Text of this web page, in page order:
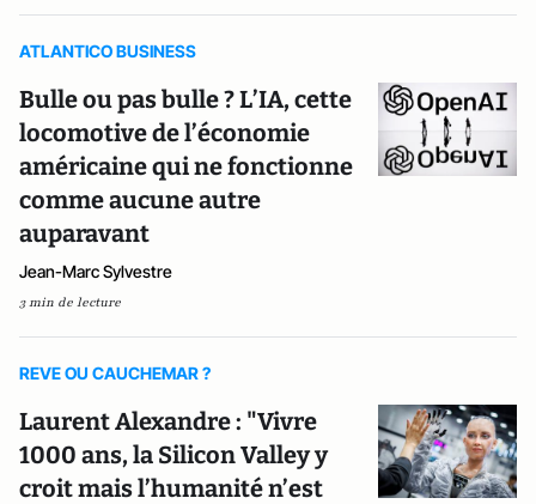
ATLANTICO BUSINESS
Bulle ou pas bulle ? L’IA, cette
locomotive de l’économie
américaine qui ne fonctionne
comme aucune autre
auparavant
Jean-Marc Sylvestre
3 min de lecture
REVE OU CAUCHEMAR ?
Laurent Alexandre : "Vivre
1000 ans, la Silicon Valley y
croit mais l’humanité n’est